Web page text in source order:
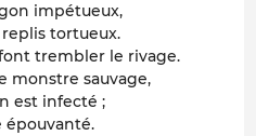
impétueux,
tortueux.
trembler le rivage.
monstre sauvage,
est infecté ;
épouvanté.